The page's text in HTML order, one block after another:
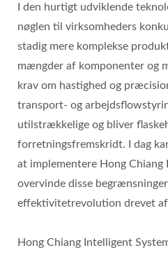
I den hurtigt udviklende
nøglen til virksomheders
stadig mere komplekse
mængder af komponenter og
krav om hastighed og
transport- og
utilstrækkelige og bliver
forretningsfremskridt. I dag
at implementere Hong Chiang
overvinde disse
effektivitetrevolution drevet
Hong Chiang Intelligent